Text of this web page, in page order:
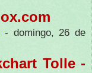
- domingo, 26 de
Tolle -